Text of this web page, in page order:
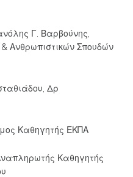
Γ. Βαρβούνης,
Ανθρωπιστικών Σπουδών
Δρ
Καθηγητής ΕΚΠΑ
Καθηγητής